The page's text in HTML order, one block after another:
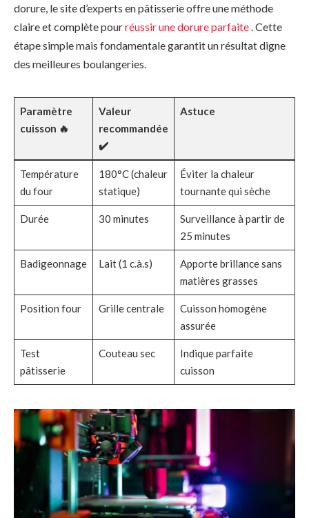
dorure, le site d’experts en pâtisserie offre une méthode
claire et complète pourréussir une dorure parfaite . Cette
étape simple mais fondamentale garantit un résultat digne
des meilleures boulangeries.
Paramètre
cuisson 🔥
Valeur
recommandée
✔️
Astuce
Température
du four
180°C (chaleur
statique)
Éviter la chaleur
tournante qui sèche
Durée 30 minutes
Surveillance à partir de
25 minutes
Badigeonnage Lait (1 c.à.s)
Apporte brillance sans
matières grasses
Position four Grille centrale
Cuisson homogène
assurée
Test
pâtisserie
Couteau sec
Indique parfaite
cuisson